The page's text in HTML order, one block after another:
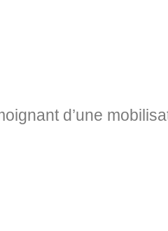
d’une